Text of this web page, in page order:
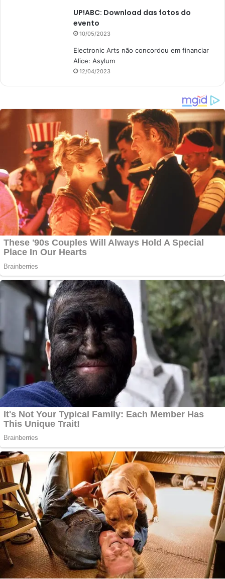
UP!ABC: Download das fotos do
evento
10/05/2023
Electronic Arts não concordou em financiar
Alice: Asylum
12/04/2023